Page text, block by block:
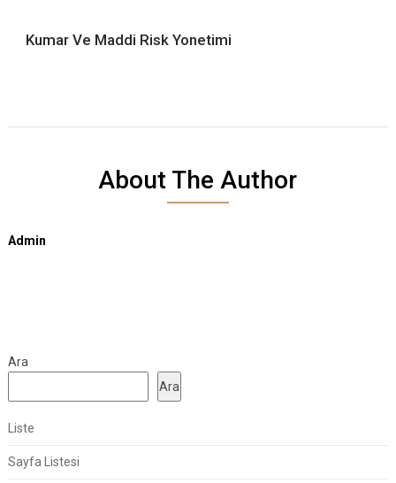
Kumar Ve Maddi Risk Yonetimi
About The Author
Admin
Ara
Ara
Liste
Sayfa Listesi